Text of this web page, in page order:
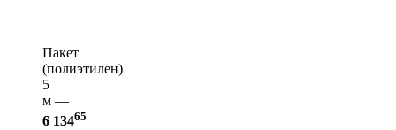
Пакет
(полиэтилен)
5
м —
6 13465